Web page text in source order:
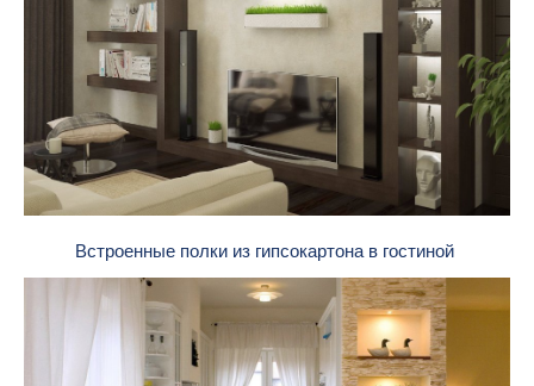
Встроенные полки из гипсокартона в гостиной